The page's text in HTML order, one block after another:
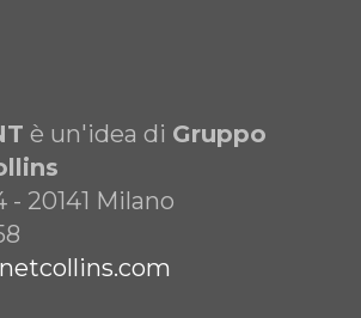
è un'idea di Gruppo
20141 Milano